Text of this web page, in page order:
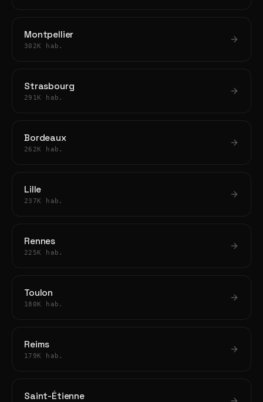
Montpellier
302K hab.
Strasbourg
291K hab.
Bordeaux
262K hab.
Lille
237K hab.
Rennes
225K hab.
Toulon
180K hab.
Reims
179K hab.
Saint-Étienne